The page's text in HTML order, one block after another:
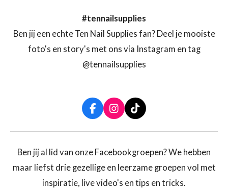
#tennailsupplies
Ben jij een echte Ten Nail Supplies fan? Deel je mooiste
foto's en story's met ons via Instagram en tag
@tennailsupplies
F
a
c
b
o
k
I
n
s
a
r
a
T
i
k
o
Ben jij al lid van onze Facebookgroepen? We hebben
maar liefst drie gezellige en leerzame groepen vol met
inspiratie, live video's en tips en tricks.